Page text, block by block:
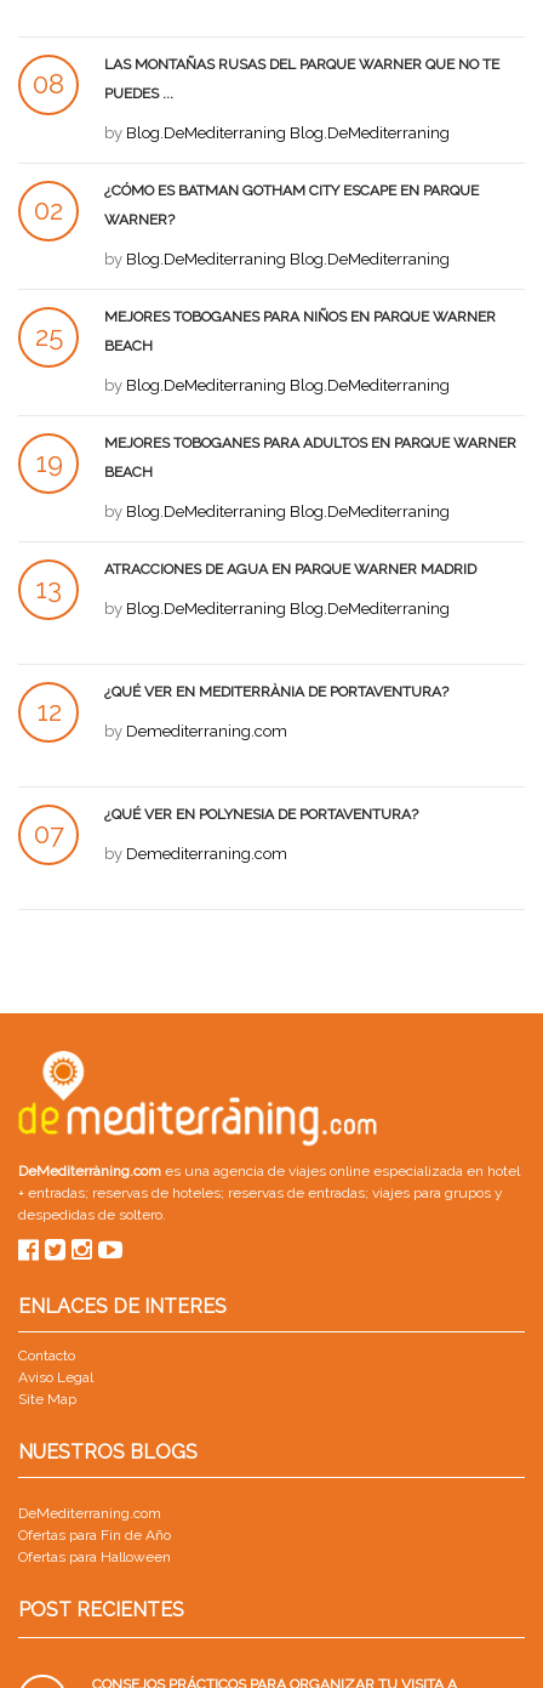
08
LAS MONTAÑAS RUSAS DEL PARQUE WARNER QUE NO TE
PUEDES ...
by Blog.DeMediterraning Blog.DeMediterraning
02
¿CÓMO ES BATMAN GOTHAM CITY ESCAPE EN PARQUE
WARNER?
by Blog.DeMediterraning Blog.DeMediterraning
25
MEJORES TOBOGANES PARA NIÑOS EN PARQUE WARNER
BEACH
by Blog.DeMediterraning Blog.DeMediterraning
19
MEJORES TOBOGANES PARA ADULTOS EN PARQUE WARNER
BEACH
by Blog.DeMediterraning Blog.DeMediterraning
13
ATRACCIONES DE AGUA EN PARQUE WARNER MADRID
by Blog.DeMediterraning Blog.DeMediterraning
12
¿QUÉ VER EN MEDITERRÀNIA DE PORTAVENTURA?
by Demediterraning.com
07
¿QUÉ VER EN POLYNESIA DE PORTAVENTURA?
by Demediterraning.com
DeMediterràning.com es una agencia de viajes online especializada en hotel
+ entradas; reservas de hoteles; reservas de entradas; viajes para grupos y
despedidas de soltero
ENLACES DE INTERES
Contacto
Aviso Legal
Site Map
NUESTROS BLOGS
DeMediterraning.com
Ofertas para Fin de Año
Ofertas para Halloween
POST RECIENTES
CONSEJOS PRÁCTICOS PARA ORGANIZAR TU VISITA A